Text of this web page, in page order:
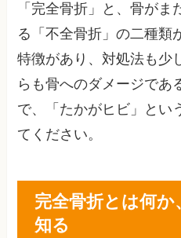
「完全骨折」と、骨が
る「不全骨折」の二種類
特徴があり、対処法も少
らも骨へのダメージであ
で、「たかがヒビ」とい
てください。
完全骨折とは何
知る